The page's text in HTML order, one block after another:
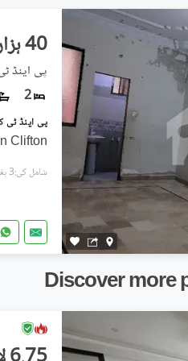
40 ہزار
پی اینڈ
2
Clifton
شامل کی:3 ہفتے پہل
Discover more